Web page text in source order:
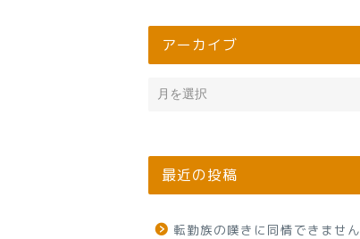
アーカイブ
最近の投稿
転勤族の嘆きに同情できません